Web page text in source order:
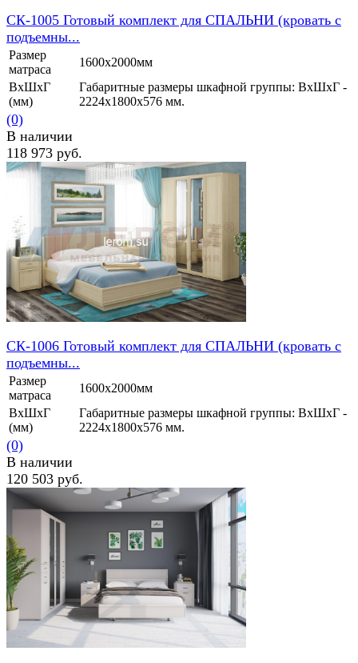
избранное сравнить
СК-1005 Готовый комплект для СПАЛЬНИ (кровать с
подъемны...
Размер
матраса
1600х2000мм
ВхШхГ
(мм)
Габаритные размеры шкафной группы: ВхШхГ -
2224х1800х576 мм.
(0)
В наличии
118 973 руб.
избранное сравнить
СК-1006 Готовый комплект для СПАЛЬНИ (кровать с
подъемны...
Размер
матраса
1600х2000мм
ВхШхГ
(мм)
Габаритные размеры шкафной группы: ВхШхГ -
2224х1800х576 мм.
(0)
В наличии
120 503 руб.